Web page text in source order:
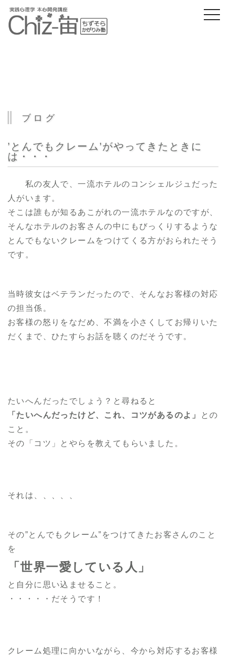
ブログ
’とんでもクレーム’がやってきたときに
は・・・
私の友人で、一流ホテルのコンシェルジュだった
人がいます。
そこは誰もが知るあこがれの一流ホテルなのですが、
そんなホテルのお客さんの中にもびっくりするような
とんでもないクレームをつけてくる方がおられたそう
です。
当時彼女はベテランだったので、そんなお客様の対応
の担当係。
お客様の怒りをなだめ、不満を小さくしてお帰りいた
だくまで、ひたすらお話を聴くのだそうです。
たいへんだったでしょう？と尋ねると
「たいへんだったけど、これ、コツがあるのよ」
との
こと。
その「コツ」とやらを教えてもらいました。
それは、、、、、
その”とんでもクレーム”をつけてきたお客さんのこと
を
「世界一愛している人」
と自分に思い込ませること。
・・・・・だそうです！
クレーム処理に向かいながら、今から対応するお客様